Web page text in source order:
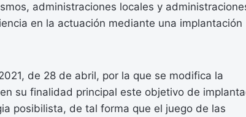
administraciones locales y
en la actuación mediante una implantación
de 28 de abril, por la que se modifica la
su finalidad principal este objetivo de
posibilista, de tal forma que el juego de las